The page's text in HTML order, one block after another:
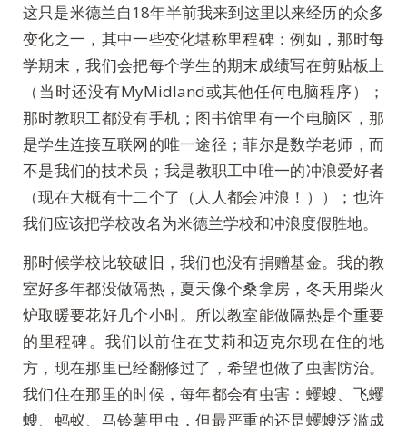
这只是米德兰自18年半前我来到这里以来经历的众多
变化之一，其中一些变化堪称里程碑：例如，那时每
学期末，我们会把每个学生的期末成绩写在剪贴板上
（当时还没有MyMidland或其他任何电脑程序）；
那时教职工都没有手机；图书馆里有一个电脑区，那
是学生连接互联网的唯一途径；菲尔是数学老师，而
不是我们的技术员；我是教职工中唯一的冲浪爱好者
（现在大概有十二个了（人人都会冲浪！））；也许
我们应该把学校改名为米德兰学校和冲浪度假胜地。
那时候学校比较破旧，我们也没有捐赠基金。我的教
室好多年都没做隔热，夏天像个桑拿房，冬天用柴火
炉取暖要花好几个小时。所以教室能做隔热是个重要
的里程碑。我们以前住在艾莉和迈克尔现在住的地
方，现在那里已经翻修过了，希望也做了虫害防治。
我们住在那里的时候，每年都会有虫害：蠼螋、飞蠼
螋、蚂蚁、马铃薯甲虫，但最严重的还是蠼螋泛滥成